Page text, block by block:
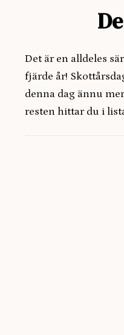
Det är en alldeles
fjärde år!
denna dag ännu
resten hittar du i